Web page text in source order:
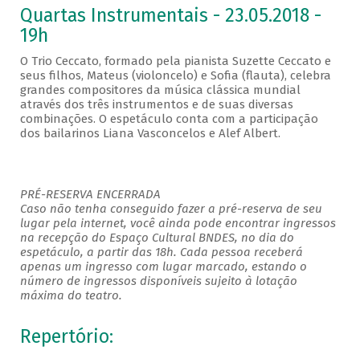
Quartas Instrumentais - 23.05.2018 -
19h
O Trio Ceccato, formado pela pianista Suzette Ceccato e
seus filhos, Mateus (violoncelo) e Sofia (flauta), celebra
grandes compositores da música clássica mundial
através dos três instrumentos e de suas diversas
combinações. O espetáculo conta com a participação
dos bailarinos Liana Vasconcelos e Alef Albert.
PRÉ-RESERVA ENCERRADA
Caso não tenha conseguido fazer a pré-reserva de seu
lugar pela internet, você ainda pode encontrar ingressos
na recepção do Espaço Cultural BNDES, no dia do
espetáculo, a partir das 18h. Cada pessoa receberá
apenas um ingresso com lugar marcado, estando o
número de ingressos disponíveis sujeito à lotação
máxima do teatro.
Repertório: